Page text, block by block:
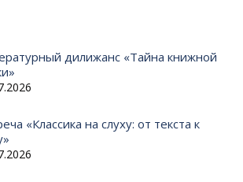
дилижанс «Тайна книжной
«Классика на слуху: от текста к